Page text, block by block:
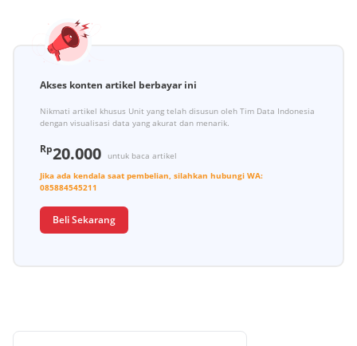
Akses konten artikel berbayar ini
Nikmati artikel khusus Unit yang telah disusun oleh Tim Data Indonesia
dengan visualisasi data yang akurat dan menarik.
Rp20.000
untuk baca artikel
Jika ada kendala saat pembelian, silahkan hubungi WA:
085884545211
Beli Sekarang